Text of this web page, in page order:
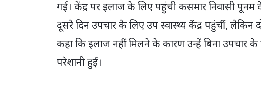
गई। केंद्र पर इलाज के लिए पहुंची कसमार निवासी पूनम
दूसरे दिन उपचार के लिए उप स्वास्थ्य केंद्र पहुंचीं, लेकिन
कहा कि इलाज नहीं मिलने के कारण उन्हें बिना उपचार के
परेशानी हुई।